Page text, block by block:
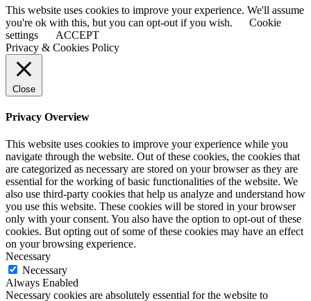
This website uses cookies to improve your experience. We'll assume
you're ok with this, but you can opt-out if you wish.
Cookie
settings
ACCEPT
Privacy & Cookies Policy
Close
Privacy Overview
This website uses cookies to improve your experience while you
navigate through the website. Out of these cookies, the cookies that
are categorized as necessary are stored on your browser as they are
essential for the working of basic functionalities of the website. We
also use third-party cookies that help us analyze and understand how
you use this website. These cookies will be stored in your browser
only with your consent. You also have the option to opt-out of these
cookies. But opting out of some of these cookies may have an effect
on your browsing experience.
Necessary
Necessary
Always Enabled
Necessary cookies are absolutely essential for the website to